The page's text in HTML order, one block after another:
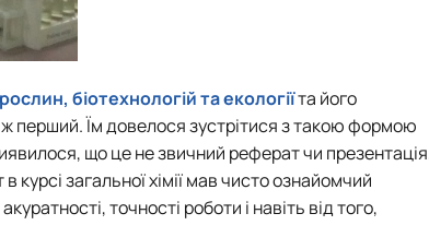
біотехнологій та екологіїта його
перший. Їм довелося зустрітися з такою формою
що це не звичний реферат чи
загальної хімії мав чисто ознайомчий
точності роботи і навіть від того,